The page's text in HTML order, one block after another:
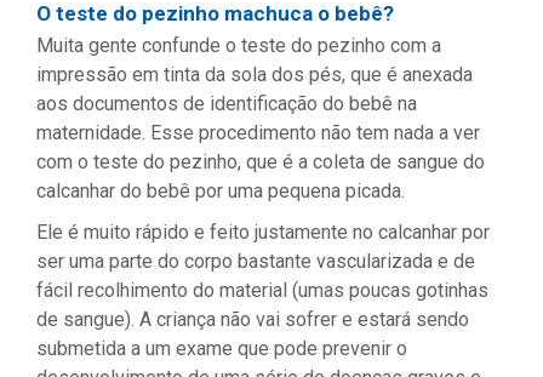
O teste do pezinho machuca o bebê?
Muita gente confunde o teste do pezinho com a
impressão em tinta da sola dos pés, que é anexada
aos documentos de identificação do bebê na
maternidade. Esse procedimento não tem nada a ver
com o teste do pezinho, que é a coleta de sangue do
calcanhar do bebê por uma pequena picada.
Ele é muito rápido e feito justamente no calcanhar por
ser uma parte do corpo bastante vascularizada e de
fácil recolhimento do material (umas poucas gotinhas
de sangue). A criança não vai sofrer e estará sendo
submetida a um exame que pode prevenir o